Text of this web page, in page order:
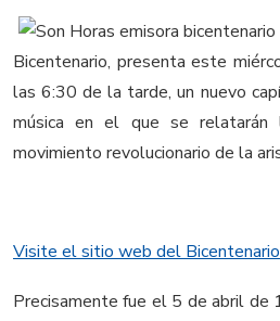
Bicentenario, presenta este
las 6:30 de la tarde, un nuevo
música en el que se
movimiento revolucionario de la
Visite el sitio web del Bicentenario
Precisamente fue el 5 de abril de